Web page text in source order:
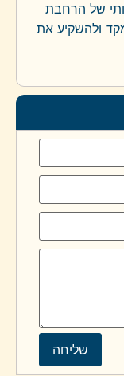
של הרחבת
ולהשקיע את